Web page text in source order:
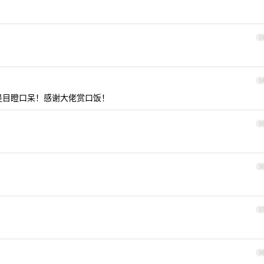
33
34
瞪口呆！感谢大佬赏口饭！
35
36
37
38